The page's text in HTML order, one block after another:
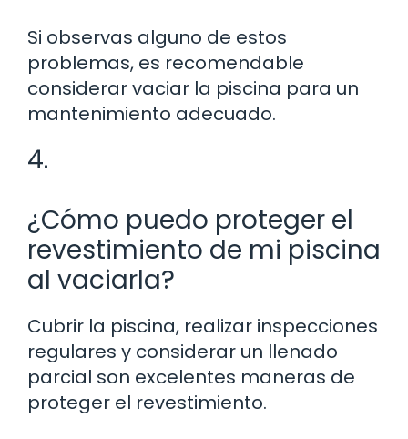
Si observas alguno de estos
problemas, es recomendable
considerar vaciar la piscina para un
mantenimiento adecuado.
4.
¿Cómo puedo proteger el
revestimiento de mi piscina
al vaciarla?
Cubrir la piscina, realizar inspecciones
regulares y considerar un llenado
parcial son excelentes maneras de
proteger el revestimiento.